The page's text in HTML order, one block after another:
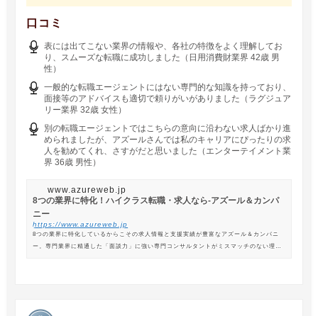
口コミ
表には出てこない業界の情報や、各社の特徴をよく理解してお
り、スムーズな転職に成功しました（日用消費財業界 42歳 男
性）
一般的な転職エージェントにはない専門的な知識を持っており、
面接等のアドバイスも適切で頼りがいがありました（ラグジュア
リー業界 32歳 女性）
別の転職エージェントではこちらの意向に沿わない求人ばかり進
められましたが、アズールさんでは私のキャリアにぴったりの求
人を勧めてくれ、さすがだと思いました（エンターテイメント業
界 36歳 男性）
www.azureweb.jp
8つの業界に特化！ハイクラス転職・求人なら-アズール＆カンパ
ニー
https://www.azureweb.jp
8つの業界に特化しているからこその求人情報と支援実績が豊富なアズール＆カンパニ
ー。専門業界に精通した「面談力」に強い専門コンサルタントがミスマッチのない理想